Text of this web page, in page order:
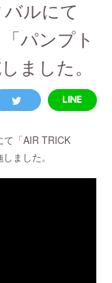
ルにて
パンプト
ました。
て「AIR TRICK
ました。